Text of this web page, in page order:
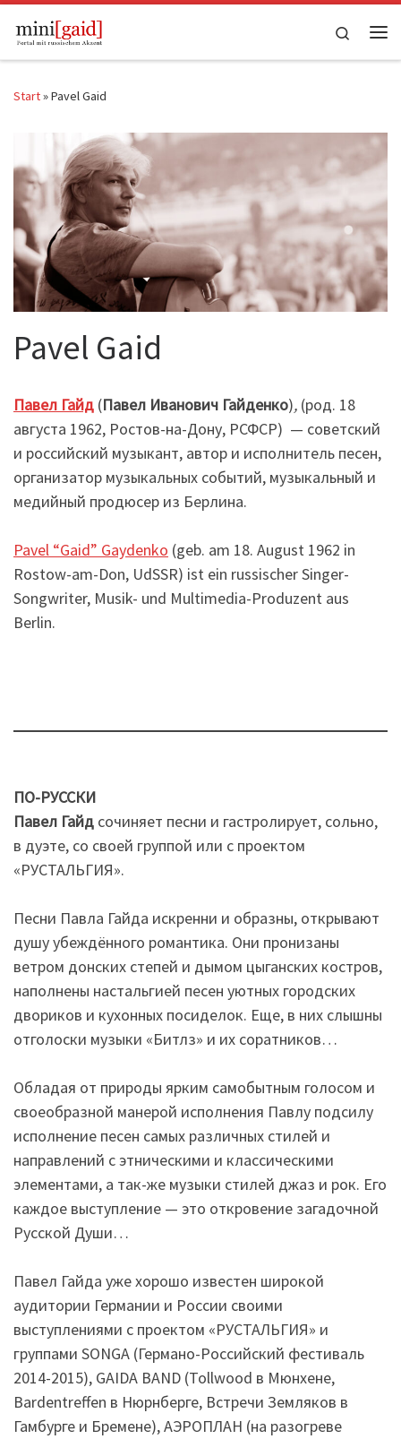
Zum Inhalt springen
Search
Start»Pavel Gaid
Pavel Gaid
Павел Гайд (Павел Иванович Гайденко), (род. 18
августа 1962, Ростов-на-Дону, РСФСР) — советский
и российский музыкант, автор и исполнитель песен,
организатор музыкальных событий, музыкальный и
медийный продюсер из Берлина.
Pavel “Gaid” Gaydenko (geb. am 18. August 1962 in
Rostow-am-Don, UdSSR) ist ein russischer Singer-
Songwriter, Musik- und Multimedia-Produzent aus
Berlin.
ПО-РУССКИ
Павел Гайд сочиняет песни и гастролирует, сольно,
в дуэте, со своей группой или с проектом
«РУСТАЛЬГИЯ».
Песни Павла Гайда искренни и образны, открывают
душу убеждённого романтика. Они пронизаны
ветром донских степей и дымом цыганских костров,
наполнены настальгией песен уютных городских
двориков и кухонных посиделок. Еще, в них слышны
отголоски музыки «Битлз» и их соратников…
Обладая от природы ярким самобытным голосом и
своеобразной манерой исполнения Павлу подсилу
исполнение песен самых различных стилей и
направлений с этническими и классическими
элементами, а так-же музыки стилей джаз и рок. Его
каждое выступление — это откровение загадочной
Русской Души…
Павел Гайда уже хорошо известен широкой
аудитории Германии и России своими
выступлениями с проектом «РУСТАЛЬГИЯ» и
группами SONGA (Германо-Российский фестиваль
2014-2015), GAIDA BAND (Tollwood в Мюнхене,
Bardentreffen в Нюрнберге, Встречи Земляков в
Гамбурге и Бремене), АЭРОПЛАН (на разогреве